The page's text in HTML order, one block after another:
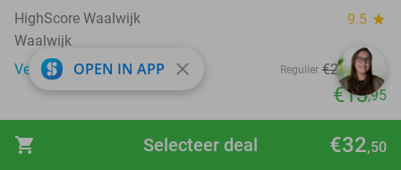
shopping_cart €32,50
Selecteer deal
HighScore Waalwijk 9.5 star
Waalwijk
Verkocht: 100
Regulier €20,95
€13,95
favorite_border
OPEN IN APP close